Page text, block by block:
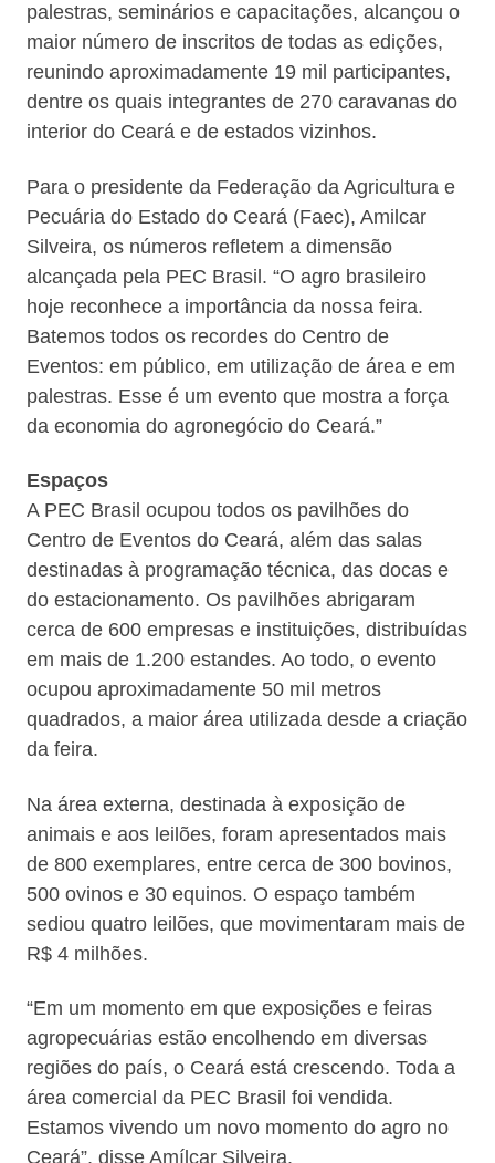
palestras, seminários e capacitações, alcançou o
maior número de inscritos de todas as edições,
reunindo aproximadamente 19 mil participantes,
dentre os quais integrantes de 270 caravanas do
interior do Ceará e de estados vizinhos.
Para o presidente da Federação da Agricultura e
Pecuária do Estado do Ceará (Faec), Amilcar
Silveira, os números refletem a dimensão
alcançada pela PEC Brasil. “O agro brasileiro
hoje reconhece a importância da nossa feira.
Batemos todos os recordes do Centro de
Eventos: em público, em utilização de área e em
palestras. Esse é um evento que mostra a força
da economia do agronegócio do Ceará.”
Espaços
A PEC Brasil ocupou todos os pavilhões do
Centro de Eventos do Ceará, além das salas
destinadas à programação técnica, das docas e
do estacionamento. Os pavilhões abrigaram
cerca de 600 empresas e instituições, distribuídas
em mais de 1.200 estandes. Ao todo, o evento
ocupou aproximadamente 50 mil metros
quadrados, a maior área utilizada desde a criação
da feira.
Na área externa, destinada à exposição de
animais e aos leilões, foram apresentados mais
de 800 exemplares, entre cerca de 300 bovinos,
500 ovinos e 30 equinos. O espaço também
sediou quatro leilões, que movimentaram mais de
R$ 4 milhões.
“Em um momento em que exposições e feiras
agropecuárias estão encolhendo em diversas
regiões do país, o Ceará está crescendo. Toda a
área comercial da PEC Brasil foi vendida.
Estamos vivendo um novo momento do agro no
Ceará”, disse Amílcar Silveira.